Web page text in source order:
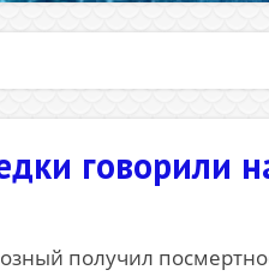
говорили
получил